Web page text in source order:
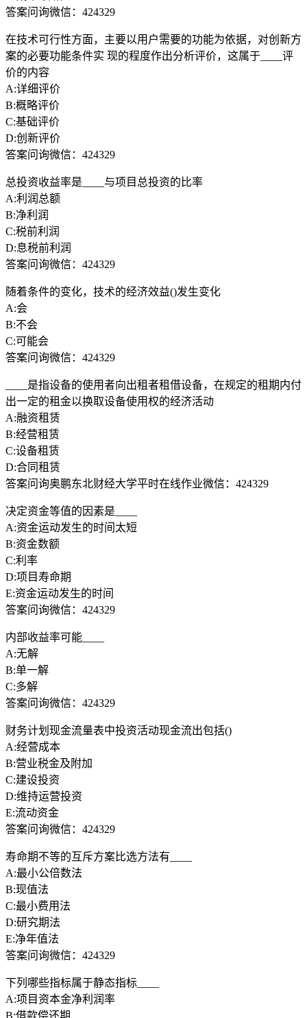
答案问询微信：424329
在技术可行性方面，主要以用户需要的功能为依据，对创新方
案的必要功能条件实 现的程度作出分析评价，这属于____评
价的内容
A:详细评价
B:概略评价
C:基础评价
D:创新评价
答案问询微信：424329
总投资收益率是____与项目总投资的比率
A:利润总额
B:净利润
C:税前利润
D:息税前利润
答案问询微信：424329
随着条件的变化，技术的经济效益()发生变化
A:会
B:不会
C:可能会
答案问询微信：424329
____是指设备的使用者向出租者租借设备，在规定的租期内付
出一定的租金以换取设备使用权的经济活动
A:融资租赁
B:经营租赁
C:设备租赁
D:合同租赁
答案问询奥鹏东北财经大学平时在线作业微信：424329
决定资金等值的因素是____
A:资金运动发生的时间太短
B:资金数额
C:利率
D:项目寿命期
E:资金运动发生的时间
答案问询微信：424329
内部收益率可能____
A:无解
B:单一解
C:多解
答案问询微信：424329
财务计划现金流量表中投资活动现金流出包括()
A:经营成本
B:营业税金及附加
C:建设投资
D:维持运营投资
E:流动资金
答案问询微信：424329
寿命期不等的互斥方案比选方法有____
A:最小公倍数法
B:现值法
C:最小费用法
D:研究期法
E:净年值法
答案问询微信：424329
下列哪些指标属于静态指标____
A:项目资本金净利润率
B:借款偿还期